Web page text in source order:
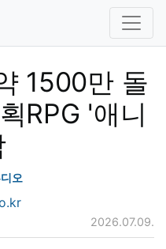
1500만 돌
RPG '애니
오
2026.07.09.